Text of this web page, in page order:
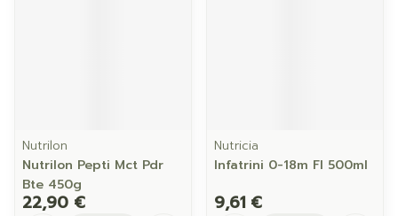
Nutrilon
Nutrilon Pepti Mct Pdr
Bte 450g
22,90 €
Nutricia
Infatrini 0-18m Fl 500ml
9,61 €